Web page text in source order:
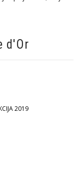
d'Or
2019